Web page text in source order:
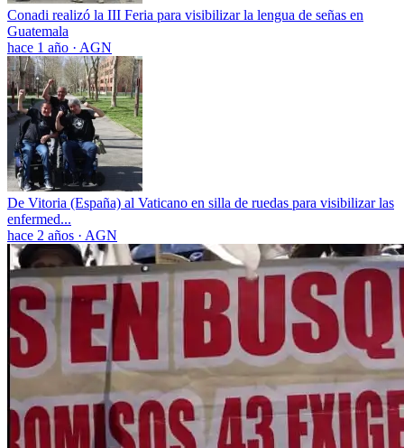
Conadi realizó la III Feria para visibilizar la lengua de señas en
Guatemala
hace 1 año · AGN
De Vitoria (España) al Vaticano en silla de ruedas para visibilizar las
enfermed...
hace 2 años · AGN